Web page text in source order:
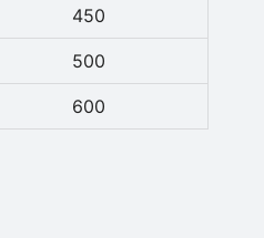
450
500
600